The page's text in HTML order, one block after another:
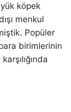
köpek
menkul
Popüler
birimlerinin